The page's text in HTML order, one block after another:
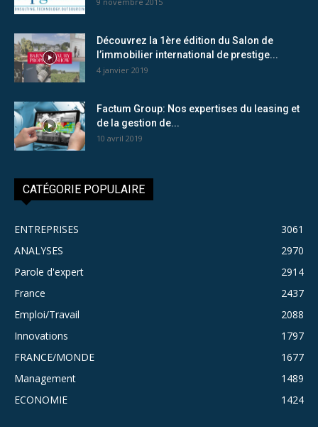
Découvrez la 1ère édition du Salon de
l’immobilier international de prestige...
4 janvier 2019
Factum Group: Nos expertises du leasing et
de la gestion de...
10 avril 2019
CATÉGORIE POPULAIRE
ENTREPRISES
3061
ANALYSES
2970
Parole d'expert
2914
France
2437
Emploi/Travail
2088
Innovations
1797
FRANCE/MONDE
1677
Management
1489
ECONOMIE
1424